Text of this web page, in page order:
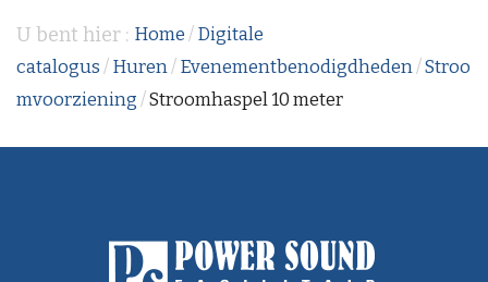
U bent hier : Home / Digitale
catalogus / Huren/ Evenementbenodigdheden/Stroo
mvoorziening /Stroomhaspel 10 meter